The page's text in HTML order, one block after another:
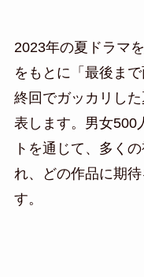
2023年の夏ドラマ
をもとに「最後ま
終回でガッカリし
表します。男女500
トを通じて、多く
れ、どの作品に期
す。